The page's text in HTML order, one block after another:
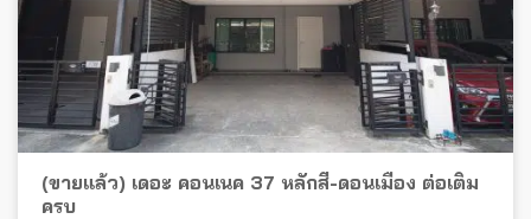
(ขายแล้ว) เดอะ คอนเนค 37 หลักสี่-ดอนเมือง ต่อเติม
ครบ